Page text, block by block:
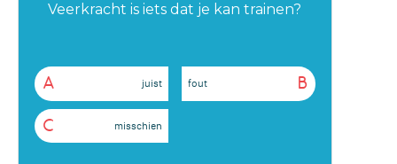
Veerkracht is iets dat je kan trainen?
A juist B
fout
C misschien